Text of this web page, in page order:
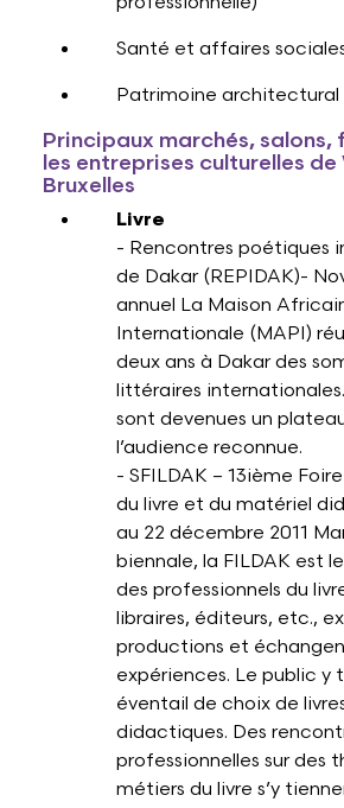
Santé et affaires
Patrimoine architectural
Principaux marchés, salons,
les entreprises culturelles de
Bruxelles
Livre
- Rencontres poétiques
de Dakar (REPIDAK)-
annuel La Maison
Internationale (MAPI)
deux ans à Dakar des
littéraires
sont devenues un
l’audience reconnue.
- SFILDAK – 13ième
du livre et du matériel
au 22 décembre 2011
biennale, la FILDAK est
des professionnels du
libraires, éditeurs, etc.,
productions et
expériences. Le public y
éventail de choix de
didactiques. Des
professionnelles sur des
métiers du livre s’y